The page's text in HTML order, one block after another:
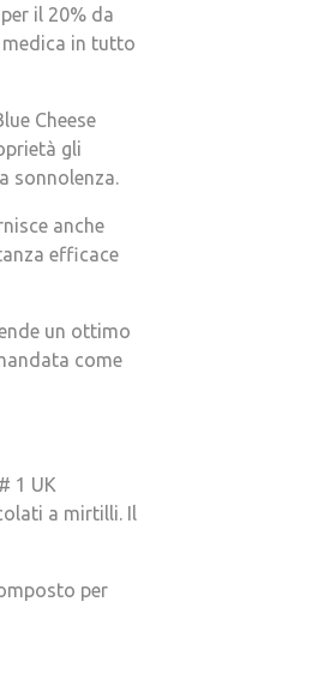
il 20% da
in tutto
Cheese
gli
sonnolenza.
anche
efficace
un ottimo
come
1 UK
a mirtilli. Il
per